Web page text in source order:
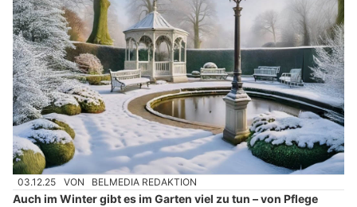
03.12.25 VON BELMEDIA REDAKTION
Auch im Winter gibt es im Garten viel zu tun – von Pflege